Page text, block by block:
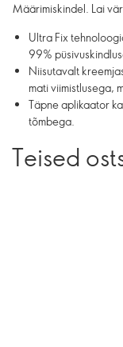
Määrimiskindel. Lai
Ultra Fix
99%
Niisutavalt
mati viimistlusega,
Täpne aplikaator
tõmbega.
Teised